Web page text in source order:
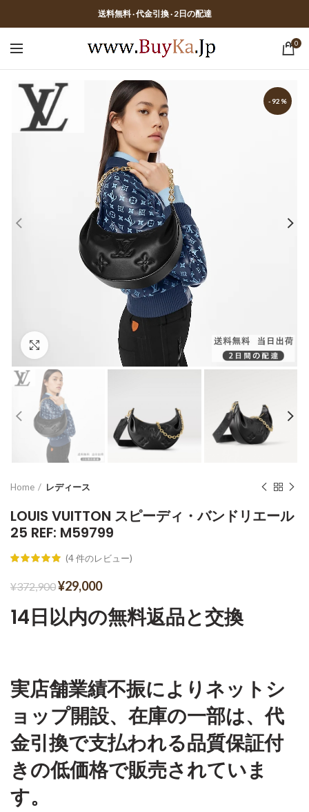
送料無料 · 代金引換 · 2日の配達
0
-92%
Home レディース
LOUIS VUITTON スピーディ・バンドリエール
25 REF: M59799
(4件のレビュー)
¥372,900¥29,000
14日以内の無料返品と交換
実店舗業績不振によりネットシ
ョップ開設、在庫の一部は、代
金引換で支払われる品質保証付
きの低価格で販売されていま
す。